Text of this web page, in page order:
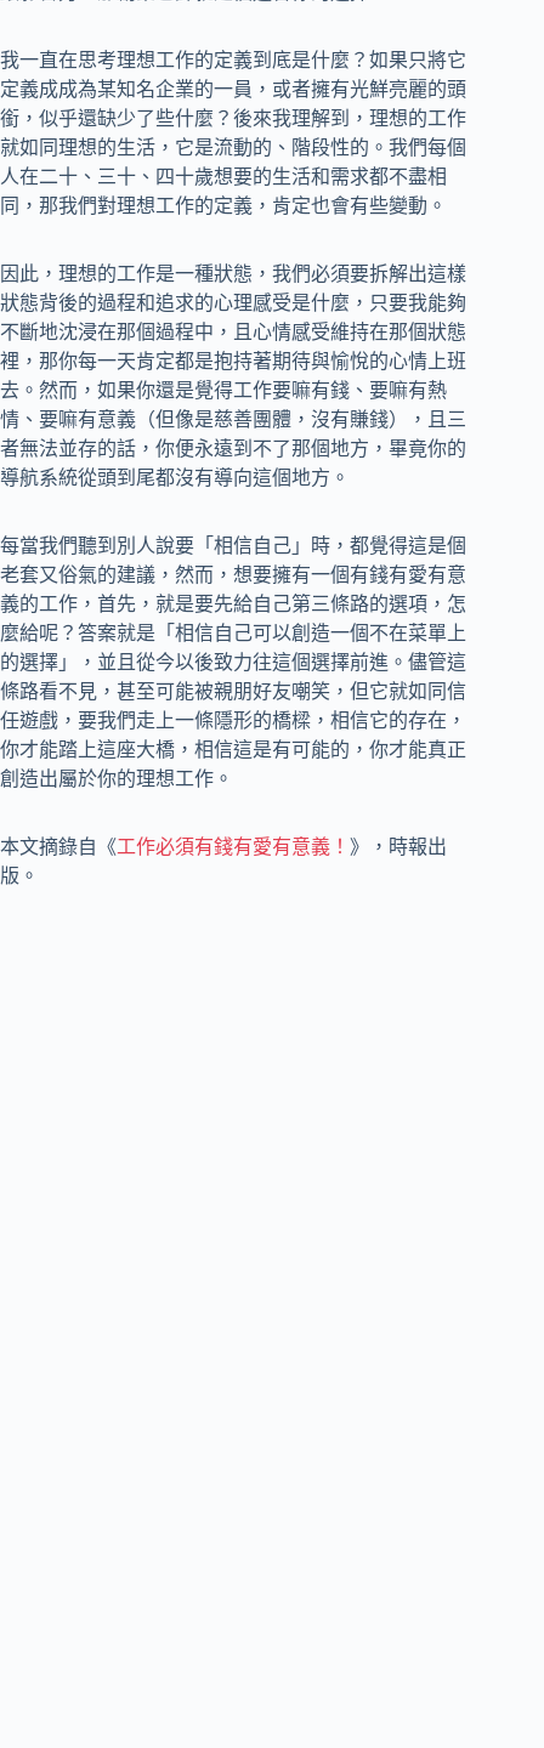
我一直在思考理想工作的定義到底是什麼？如果只將它
定義成成為某知名企業的一員，或者擁有光鮮亮麗的頭
銜，似乎還缺少了些什麼？後來我理解到，理想的工作
就如同理想的生活，它是流動的、階段性的。我們每個
人在二十、三十、四十歲想要的生活和需求都不盡相
同，那我們對理想工作的定義，肯定也會有些變動。
因此，理想的工作是一種狀態，我們必須要拆解出這樣
狀態背後的過程和追求的心理感受是什麼，只要我能夠
不斷地沈浸在那個過程中，且心情感受維持在那個狀態
裡，那你每一天肯定都是抱持著期待與愉悅的心情上班
去。然而，如果你還是覺得工作要嘛有錢、要嘛有熱
情、要嘛有意義（但像是慈善團體，沒有賺錢），且三
者無法並存的話，你便永遠到不了那個地方，畢竟你的
導航系統從頭到尾都沒有導向這個地方。
每當我們聽到別人說要「相信自己」時，都覺得這是個
老套又俗氣的建議，然而，想要擁有一個有錢有愛有意
義的工作，首先，就是要先給自己第三條路的選項，怎
麼給呢？答案就是「相信自己可以創造一個不在菜單上
的選擇」，並且從今以後致力往這個選擇前進。儘管這
條路看不見，甚至可能被親朋好友嘲笑，但它就如同信
任遊戲，要我們走上一條隱形的橋樑，相信它的存在，
你才能踏上這座大橋，相信這是有可能的，你才能真正
創造出屬於你的理想工作。
本文摘錄自《工作必須有錢有愛有意義！ 》，時報出
版。